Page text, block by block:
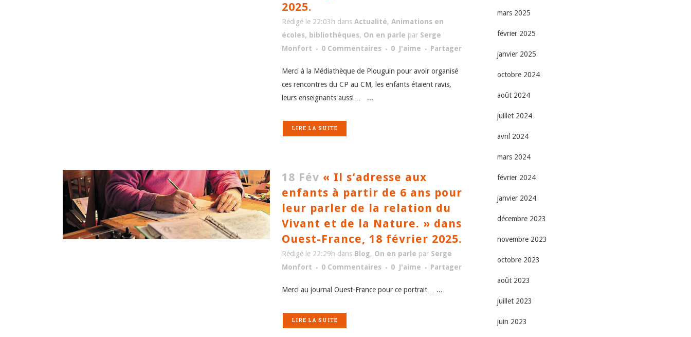
2025.
Rédigé le 22:03h dans Actualité, Animations en
écoles, bibliothèques, On en parle par Serge
Monfort
0 Commentaires 0 J'aime Partager
Merci à la Médiathèque de Plouguin pour avoir organisé
ces rencontres du CP au CM, les enfants étaient ravis,
leurs enseignants aussi… ...
LIRE LA SUITE
18 Fév « Il s’adresse aux
enfants à partir de 6 ans pour
leur parler de la relation du
Vivant et de la Nature. » dans
Ouest-France, 18 février 2025.
Rédigé le 22:29h dans Blog, On en parle par Serge
Monfort
0 Commentaires 0 J'aime Partager
Merci au journal Ouest-France pour ce portrait… ...
LIRE LA SUITE
mars 2025
février 2025
janvier 2025
octobre 2024
août 2024
juillet 2024
avril 2024
mars 2024
février 2024
janvier 2024
décembre 2023
novembre 2023
octobre 2023
août 2023
juillet 2023
juin 2023